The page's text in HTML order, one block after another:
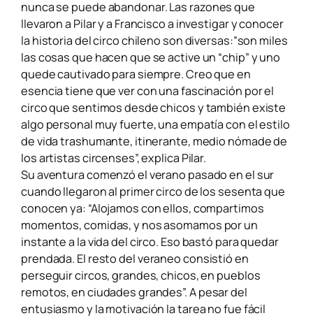
nunca se puede abandonar.Las razones que
llevaron a Pilar y a Francisco a investigar y conocer
la historia del circo chileno son diversas:”son miles
las cosas que hacen que se active un “chip” y uno
quede cautivado para siempre. Creo que en
esencia tiene que ver con una fascinación por el
circo que sentimos desde chicos y también existe
algo personal muy fuerte, una empatía con el estilo
de vida trashumante, itinerante, medio nómade de
los artistas circenses”, explica Pilar.
Su aventura comenzó el verano pasado en el sur
cuando llegaron al primer circo de los sesenta que
conocen ya: “Alojamos con ellos, compartimos
momentos, comidas, y nos asomamos por un
instante a la vida del circo. Eso bastó para quedar
prendada. El resto delveraneo consistió en
perseguir circos, grandes, chicos, en pueblos
remotos, en ciudades grandes”.A pesar del
entusiasmo y la motivación la tarea no fue fácil